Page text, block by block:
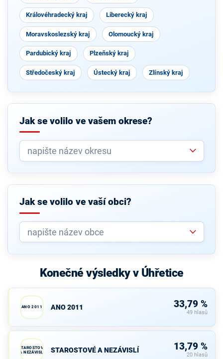
Královéhradecký kraj Liberecký kraj
Moravskoslezský kraj Olomoucký kraj
Pardubický kraj Plzeňský kraj
Středočeský kraj Ústecký kraj Zlínský kraj
Jak se volilo ve vašem okrese?
Jak se volilo ve vaší obci?
Konečné výsledky v Úhřetice
ANO 2011 ANO 2011 33,79 %
49 hlasů
STAROSTOVÉ
A NEZÁVISLÍ
STAROSTOVÉ A NEZÁVISLÍ 13,79 %
20 hlasů